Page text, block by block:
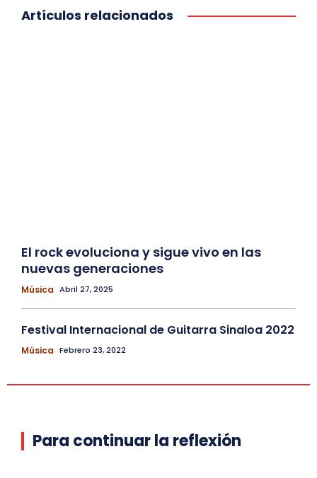
Artículos relacionados
El rock evoluciona y sigue vivo en las
nuevas generaciones
Música Abril 27, 2025
Festival Internacional de Guitarra Sinaloa 2022
Música Febrero 23, 2022
Para continuar la reflexión